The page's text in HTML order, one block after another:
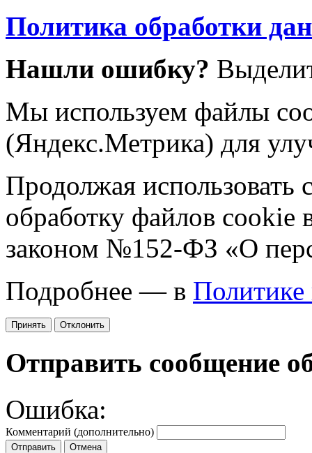
Политика обработки
Нашли ошибку?
Мы используем файлы
(Яндекс.Метрика) для
Продолжая использовать
обработку файлов cookie
законом №152-ФЗ «О
Подробнее — в Политике
Принять Отклонить
Отправить сообщение
Ошибка:
Комментарий (дополнительно)
Отправить
Отмена